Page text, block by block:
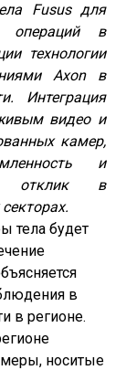
Fusus для
операций в
технологии
Axon в
Интеграция
видео и
камер,
и
отклик в
тела будет
в
в регионе.
носитые